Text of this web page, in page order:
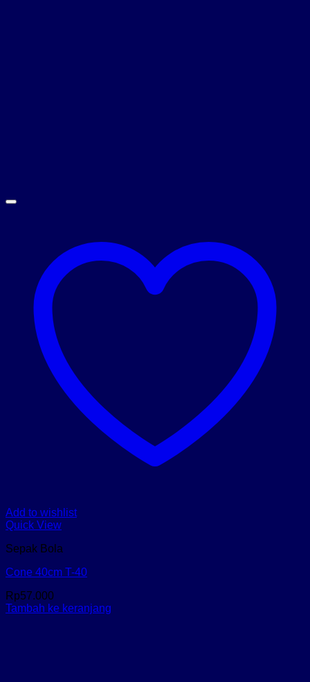
Add to wishlist
Quick View
Sepak Bola
Cone 40cm T-40
Rp57.000
Tambah ke keranjang